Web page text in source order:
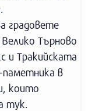
градовете
Търново
и Тракийската
паметника в
които
тук.